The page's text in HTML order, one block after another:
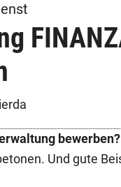
bewerben?
Und gute